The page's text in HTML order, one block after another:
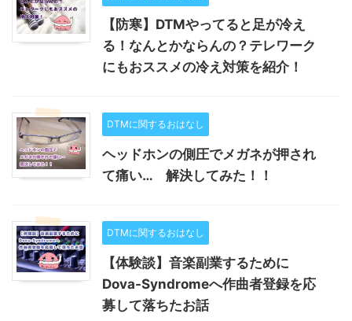
【防寒】DTMやってると足が冷え
る！なんとかならんの？テレワーク
にもおススメの冷え対策を紹介！
DTMに関するおはなし
ヘッドホンの側圧でメガネが押され
て痛い… 解決してみた！！
DTMに関するおはなし
【体験談】音楽副業するために
Dova-Syndromeへ作曲者登録を応
募して落ちたお話